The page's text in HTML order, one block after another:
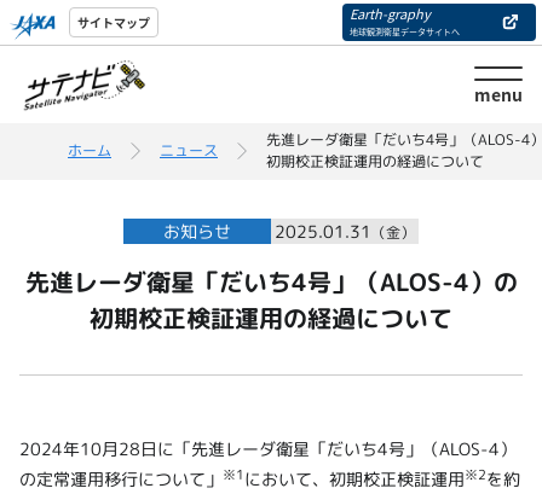
サイトマップ Earth-graphy
地球観測衛星データサイトへ
menu
ホーム ニュース
先進レーダ衛星「だいち4号」（ALOS-4
初期校正検証運用の経過について
お知らせ 2025.01.31 （金）
先進レーダ衛星「だいち4号」（ALOS-4）の
初期校正検証運用の経過について
2024年10月28日に「先進レーダ衛星「だいち4号」（ALOS-4）
の定常運用移行について」 ※1 において、初期校正検証運用※2を約